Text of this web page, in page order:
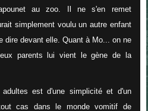
au zoo. Il ne s'en remet
simplement voulu un autre enfant
dire devant elle. Quant à Mo... on ne
parents lui vient le gène de la
est d'une simplicité et d'un
cas dans le monde vomitif de